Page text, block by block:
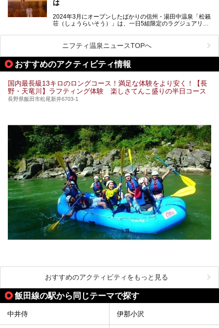
帰り温泉、見どころ満載の観光・グルメスポットに加え、ア
クセス方法も順に紹介します。
は
2024年3月にオープンしたばかりの信州・湯田中温泉「松籟
荘（しょうらいそう）」は、一日5組限定のラグジュアリー
ライベートに楽しめる非日常感が味わえます。また宿泊者は
道向かいの「よろづや」の大浴場「桃山風呂」や共同浴場の
「湯田中大湯」も利用ができます。
極上のお湯に浸り上質なお料理に舌鼓、特別な日に泊まりた
い湯田中温泉「松籟荘」を、実際に宿泊した目線で紹介しま
ニフティ温泉ニュースTOPへ
おすすめのアクティビティ情報
国内最長級13キロのロングコース！満足な体験をより安く！【長
野・天竜川】ラフティング体験 楽しさてんこ盛りの半日コース
長野県飯田市松尾新井6703-1
おすすめのアクティビティをもっと見る
飯田線の駅から同じテーマで探す
中井侍 伊那小沢